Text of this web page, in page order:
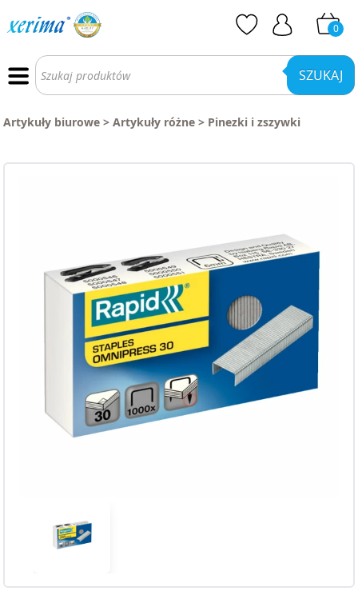
0
Wyszukiwarka
produktów SZUKAJ
Artykuły biurowe > Artykuły różne > Pinezki i zszywki